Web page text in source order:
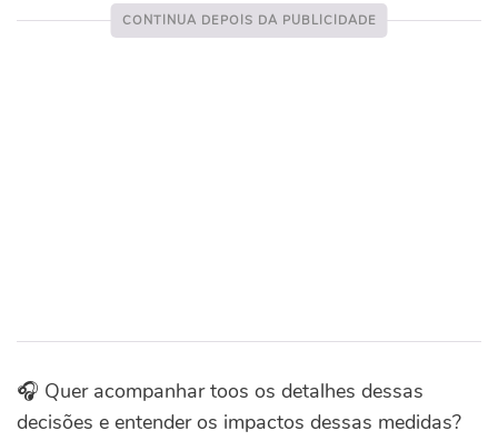
🎧 Quer acompanhar toos os detalhes dessas
decisões e entender os impactos dessas medidas?